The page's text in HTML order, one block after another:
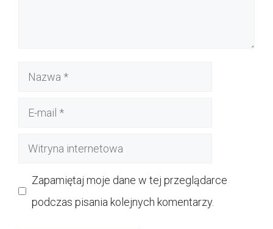
Nazwa
Witryna
Zapamiętaj moje dane w tej przeglądarce
podczas pisania kolejnych komentarzy.